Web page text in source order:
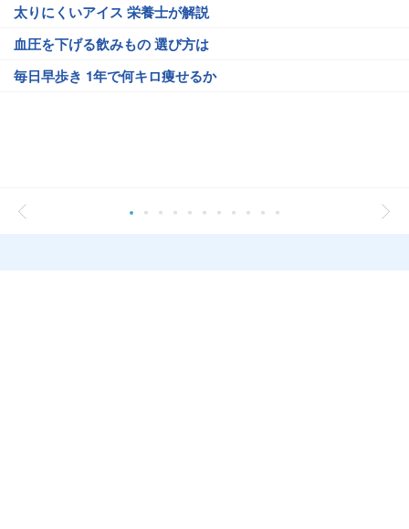
太りにくいアイス 栄養士が解説
血圧を下げる飲みもの 選び方は
毎日早歩き 1年で何キロ痩せるか